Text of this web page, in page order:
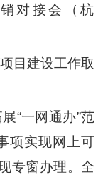
对接会（杭
目建设工作取
“一网通办”范
项实现网上可
专窗办理。全